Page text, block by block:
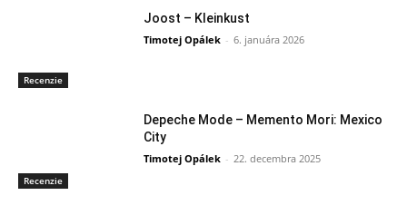
Recenzie
Joost – Kleinkust
Timotej Opálek - 6. januára 2026
Recenzie
Depeche Mode – Memento Mori: Mexico
City
Timotej Opálek - 22. decembra 2025